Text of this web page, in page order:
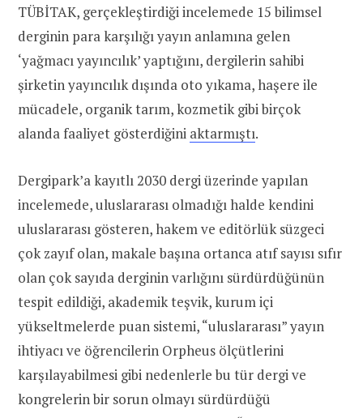
TÜBİTAK, gerçekleştirdiği incelemede 15 bilimsel
derginin para karşılığı yayın anlamına gelen
‘yağmacı yayıncılık’ yaptığını, dergilerin sahibi
şirketin yayıncılık dışında oto yıkama, haşere ile
mücadele, organik tarım, kozmetik gibi birçok
alanda faaliyet gösterdiğini aktarmıştı.
Dergipark’a kayıtlı 2030 dergi üzerinde yapılan
incelemede, uluslararası olmadığı halde kendini
uluslararası gösteren, hakem ve editörlük süzgeci
çok zayıf olan, makale başına ortanca atıf sayısı sıfır
olan çok sayıda derginin varlığını sürdürdüğünün
tespit edildiği, akademik teşvik, kurum içi
yükseltmelerde puan sistemi, “uluslararası” yayın
ihtiyacı ve öğrencilerin Orpheus ölçütlerini
karşılayabilmesi gibi nedenlerle bu tür dergi ve
kongrelerin bir sorun olmayı sürdürdüğü